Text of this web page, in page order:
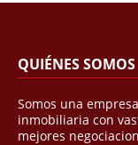
QUIÉNES SOMOS
Somos una
inmobiliaria con
mejores